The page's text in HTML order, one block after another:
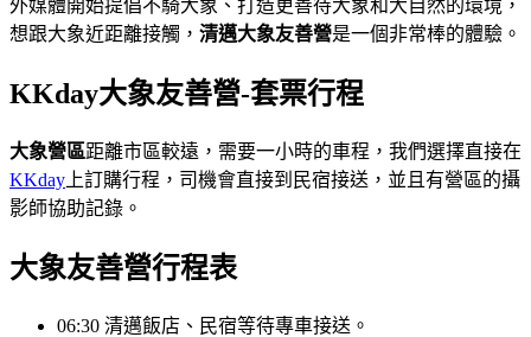
外媒體開始提倡不騎大象、打造更善待大象和大自然的環境，
想跟大象近距離接觸， 清邁大象友善營是一個非常棒的體驗。
KKday大象友善營-套票行程
大象營區距離市區較遠，需要一小時的車程，我們選擇直接在
KKday 上訂購行程，司機會直接到民宿接送，並且有營區的攝
影師協助記錄。
大象友善營行程表
06:30 清邁飯店、民宿等待專車接送。